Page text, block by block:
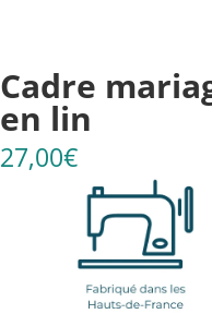
Cadre
en lin
27,00€